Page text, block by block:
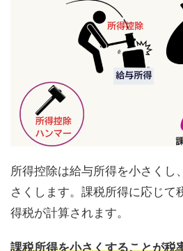
所得控除は給与所得を小さくし
さくします。課税所得に応じて
得税が計算されます。
課税所得を小さくすることが税